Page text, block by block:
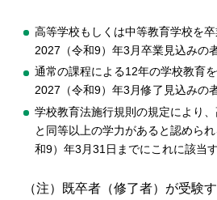
高等学校もしくは中等教育学校を
2027（令和9）年3月卒業見込みの
通常の課程による12年の学校教育
2027（令和9）年3月修了見込みの
学校教育法施行規則の規定により
と同等以上の学力があると認めら
和9）年3月31日までにこれに該当
（注）既卒者（修了者）が受験